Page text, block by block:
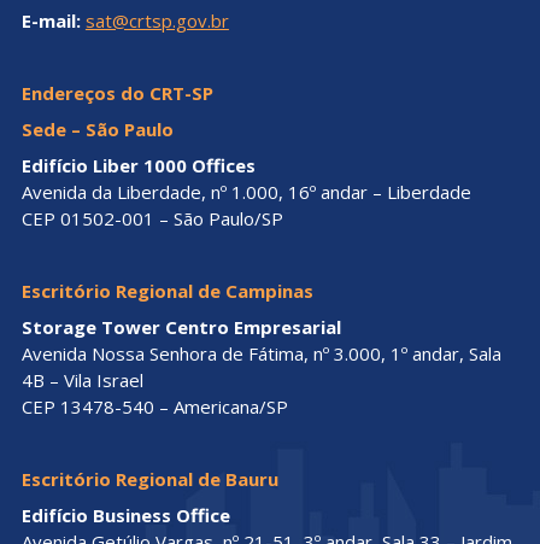
E-mail: sat@crtsp.gov.br
Endereços do CRT-SP
Sede – São Paulo
Edifício Liber 1000 Offices
Avenida da Liberdade, nº 1.000, 16º andar – Liberdade
CEP 01502-001 – São Paulo/SP
Escritório Regional de Campinas
Storage Tower Centro Empresarial
Avenida Nossa Senhora de Fátima, nº 3.000, 1º andar, Sala
4B – Vila Israel
CEP 13478-540 – Americana/SP
Escritório Regional de Bauru
Edifício Business Office